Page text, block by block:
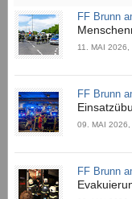
FF Brunn
11. MAI 2026,
FF Brunn
09. MAI 2026,
FF Brunn